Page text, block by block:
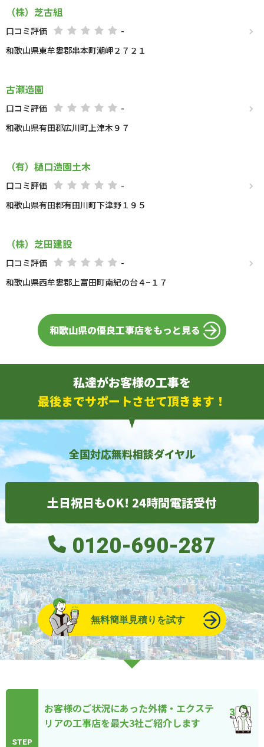
（株）芝古組
口コミ評価
-
和歌山県東牟婁郡串本町潮岬２７２１
古瀬造園
口コミ評価
-
和歌山県有田郡広川町上津木９７
（有）樋口造園土木
口コミ評価
-
和歌山県有田郡有田川町下津野１９５
（株）芝田建設
口コミ評価
-
和歌山県西牟婁郡上富田町南紀の台４−１７
和歌山県の優良工事店をもっと見る
私達がお客様の工事を
最後までサポートさせて頂きます！
全国対応無料相談ダイヤル
土日祝日もOK! 24時間電話受付
0120-690-287
無料簡単見積りを試す
STEP
お客様のご状況にあった外構・エクステ
リアの工事店を最大3社ご紹介します